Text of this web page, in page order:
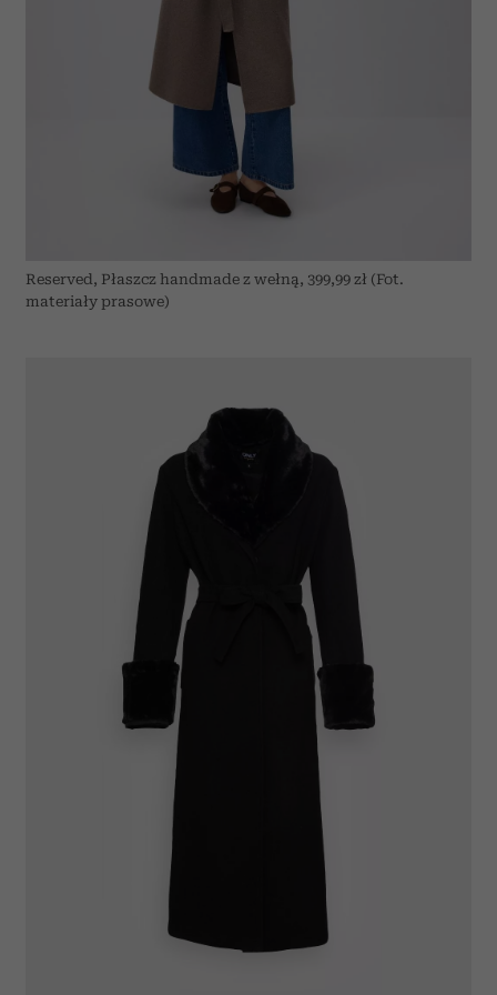
Reserved, Płaszcz handmade z wełną, 399,99 zł (Fot.
materiały prasowe)